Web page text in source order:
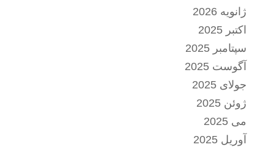
ژانویه 2026
اکتبر 2025
سپتامبر 2025
آگوست 2025
جولای 2025
ژوئن 2025
می 2025
آوریل 2025